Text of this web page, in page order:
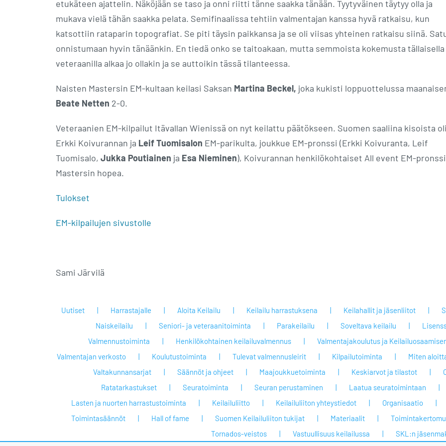
etukäteen ajattelin. Näköjään se taso ja onni riitti tänne saakka tänään. Tyytyväinen täytyy olla ja
mukava vielä tähän saakka pelata. Semifinaalissa tehtiin valmentajan kanssa hyvä ratkaisu, kun
katsottiin rataparin topografiat. Se piti täysin paikkansa ja se oli viisas yhteinen ratkaisu siinä.
onnistumaan hyvin tänäänkin. En tiedä onko se taitoakaan, mutta semmoista kokemusta tällaisella
veteraanilla alkaa jo ollakin ja se auttoikin tässä tilanteessa.
Naisten Mastersin EM-kultaan keilasi Saksan Martina Beckel, joka kukisti loppuottelussa
Beate Netten 2-0.
Veteraanien EM-kilpailut Itävallan Wienissä on nyt keilattu päätökseen. Suomen saaliina kisoista oli
Erkki Koivurannan ja Leif Tuomisalon EM-parikulta, joukkue EM-pronssi (Erkki Koivuranta, Leif
Tuomisalo, Jukka Poutiainen ja Esa Nieminen), Koivurannan henkilökohtaiset All event EM-
Mastersin hopea.
Tulokset
EM-kilpailujen sivustolle
Sami Järvilä
Uutiset Harrastajalle Aloita Keilailu Keilailu harrastuksena Keilahallit ja jäsenliitot
Naiskeilailu
Seniori- ja veteraanitoiminta Parakeilailu Soveltava keilailu
Valmennustoiminta
Henkilökohtainen keilailuvalmennus Valmentajakoulutus ja
Valmentajan verkosto
Koulutustoiminta Tulevat valmennusleirit Kilpailutoiminta Miten
Valtakunnansarjat
Säännöt ja ohjeet Maajoukkuetoiminta Keskiarvot ja tilastot
Ratatarkastukset
Seuratoiminta Seuran perustaminen Laatua seuratoimintaan
Lasten ja nuorten harrastustoiminta
Keilailuliitto Keilailuliiton yhteystiedot Organisaatio
Toimintasäännöt
Hall of fame Suomen Keilailuliiton tukijat Materiaalit
Tornados-veistos
Vastuullisuus keilailussa SKL:n